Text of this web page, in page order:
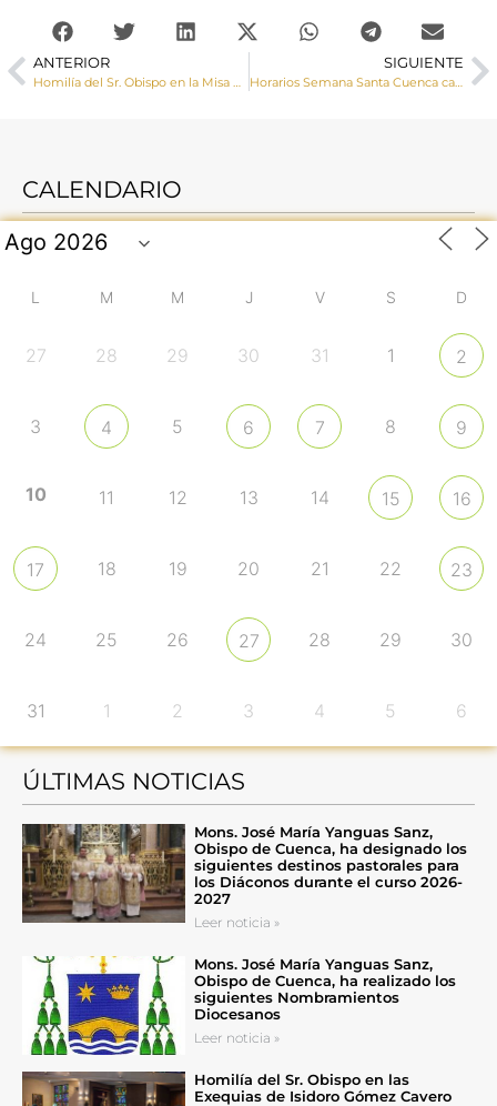
ANTERIOR SIGUIENTE
Horarios Semana Santa Cuenca capital 2024
CALENDARIO
L M M J V S D
27 28 29 30 31 1 2
3 4 5 6 7 8 9
10 11 12 13 14 15 16
17 18 19 20 21 22 23
24 25 26 27 28 29 30
31 1 2 3 4 5 6
ÚLTIMAS NOTICIAS
Mons. José María Yanguas Sanz,
Obispo de Cuenca, ha designado los
siguientes destinos pastorales para
los Diáconos durante el curso 2026-
2027
Leer noticia »
Mons. José María Yanguas Sanz,
Obispo de Cuenca, ha realizado los
siguientes Nombramientos
Diocesanos
Leer noticia »
Homilía del Sr. Obispo en las
Exequias de Isidoro Gómez Cavero